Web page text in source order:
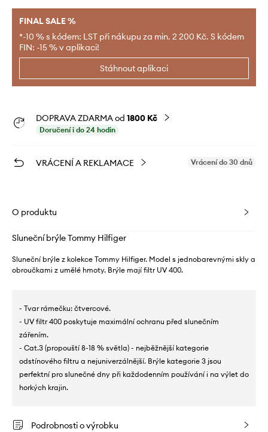
FINAL SALE %
*-10 % s kódem: LST při nákupu za min. 2 200 Kč. S kódem
FIN: -15 % v aplikaci!
Stáhnout aplikaci
DOPRAVA ZDARMA od 1800 Kč
Doručení i do 24 hodin
VRÁCENÍ A REKLAMACE Vrácení do 30 dnů
O produktu
Sluneční brýle Tommy Hilfiger
Sluneční brýle z kolekce Tommy Hilfiger. Model s jednobarevnými skly a
obroučkami z umělé hmoty. Brýle mají filtr UV 400.
- Tvar rámečku: čtvercové.
- UV filtr 400 poskytuje maximální ochranu před slunečním
zářením.
- Cat.3 (propouští 8-18 % světla) - nejběžnější kategorie
odstínového filtru a nejuniverzálnější. Brýle kategorie 3 jsou
perfektní pro slunečné dny při každodenním používání i na výlet do
horkých krajin.
Podrobnosti o výrobku